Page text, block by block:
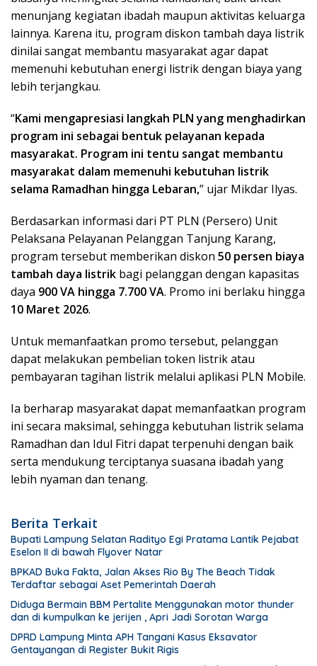
menunjang kegiatan ibadah maupun aktivitas keluarga
lainnya. Karena itu, program diskon tambah daya listrik
dinilai sangat membantu masyarakat agar dapat
memenuhi kebutuhan energi listrik dengan biaya yang
lebih terjangkau.
“Kami mengapresiasi langkah PLN yang menghadirkan
program ini sebagai bentuk pelayanan kepada
masyarakat. Program ini tentu sangat membantu
masyarakat dalam memenuhi kebutuhan listrik
selama Ramadhan hingga Lebaran,” ujar Mikdar Ilyas.
Berdasarkan informasi dari PT PLN (Persero) Unit
Pelaksana Pelayanan Pelanggan Tanjung Karang,
program tersebut memberikan diskon 50 persen biaya
tambah daya listrik bagi pelanggan dengan kapasitas
daya 900 VA hingga 7.700 VA. Promo ini berlaku hingga
10 Maret 2026.
Untuk memanfaatkan promo tersebut, pelanggan
dapat melakukan pembelian token listrik atau
pembayaran tagihan listrik melalui aplikasi PLN Mobile.
Ia berharap masyarakat dapat memanfaatkan program
ini secara maksimal, sehingga kebutuhan listrik selama
Ramadhan dan Idul Fitri dapat terpenuhi dengan baik
serta mendukung terciptanya suasana ibadah yang
lebih nyaman dan tenang.
Berita Terkait
Bupati Lampung Selatan Radityo Egi Pratama Lantik Pejabat
Eselon II di bawah Flyover Natar
BPKAD Buka Fakta, Jalan Akses Rio By The Beach Tidak
Terdaftar sebagai Aset Pemerintah Daerah
Diduga Bermain BBM Pertalite Menggunakan motor thunder
dan di kumpulkan ke jerijen , Apri Jadi Sorotan Warga
DPRD Lampung Minta APH Tangani Kasus Eksavator
Gentayangan di Register Bukit Rigis